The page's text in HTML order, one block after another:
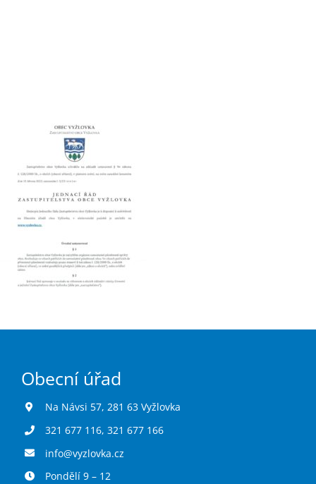
Obecní úřad
Na Návsi 57, 281 63 Vyžlovka
321 677 116, 321 677 166
info@vyzlovka.cz
Pondělí 9 – 12